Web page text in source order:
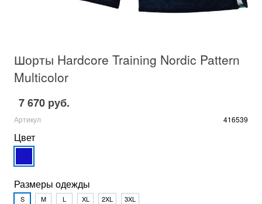
Шорты Hardcore Training Nordic Pattern
Multicolor
7 670 руб.
Артикул 416539
Цвет
Размеры одежды
S M L XL 2XL 3XL